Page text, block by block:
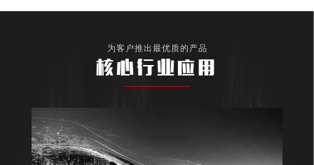
为客户推出最优质的产品
核心行业应用